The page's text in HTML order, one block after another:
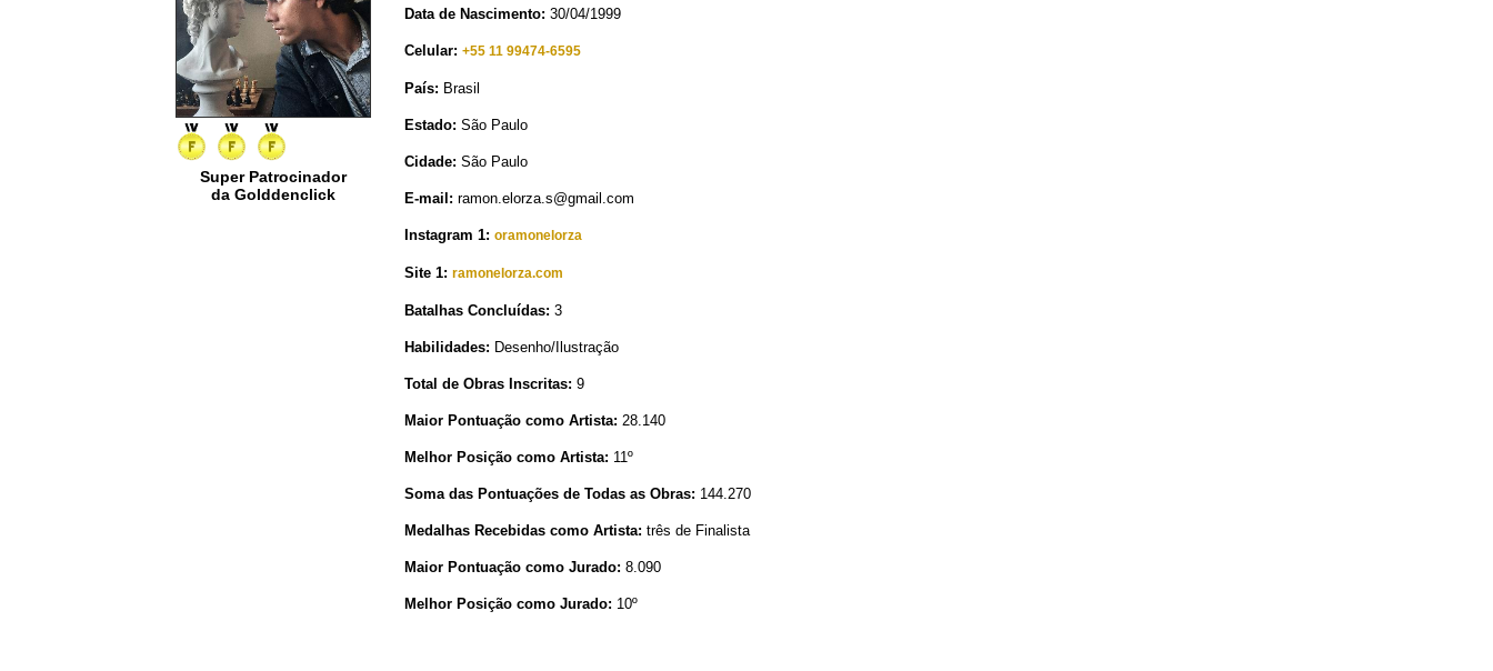
Super Patrocinador
da Golddenclick
Data de Nascimento: 30/04/1999
Celular: +55 11 99474-6595
País: Brasil
Estado: São Paulo
Cidade: São Paulo
E-mail: ramon.elorza.s@gmail.com
Instagram 1: oramonelorza
Site 1: ramonelorza.com
Batalhas Concluídas: 3
Habilidades: Desenho/Ilustração
Total de Obras Inscritas: 9
Maior Pontuação como Artista: 28.140
Melhor Posição como Artista: 11º
Soma das Pontuações de Todas as Obras: 144.270
Medalhas Recebidas como Artista: três de Finalista
Maior Pontuação como Jurado: 8.090
Melhor Posição como Jurado: 10º